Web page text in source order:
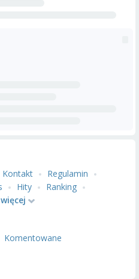
Kontakt
Regulamin
Hity
Ranking
więcej
Komentowane